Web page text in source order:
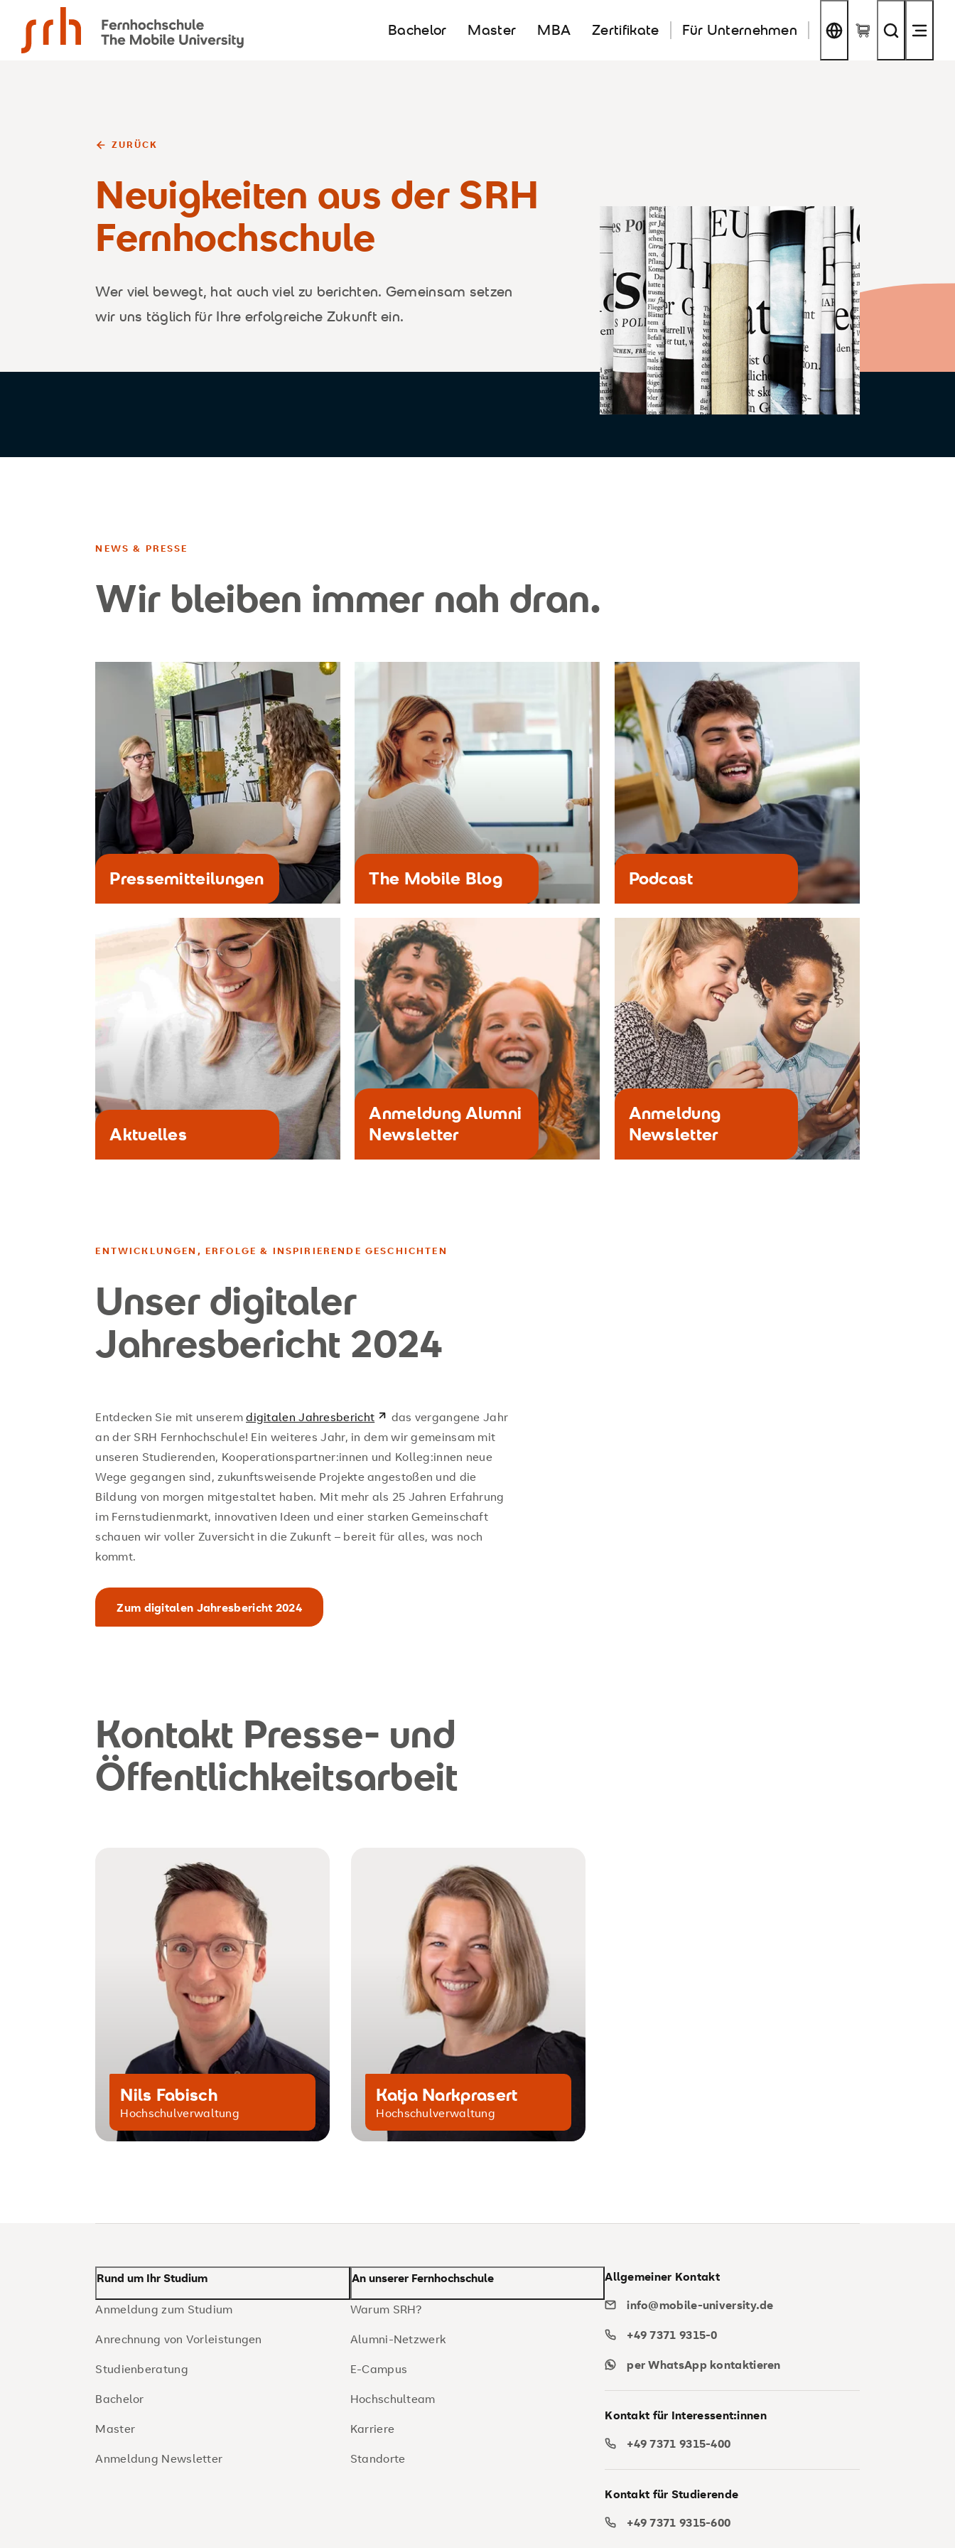
Bachelor Master MBA Zertifikate Für Unternehmen
ZURÜCK
Neuigkeiten aus der SRH
Fernhochschule
Wer viel bewegt, hat auch viel zu berichten. Gemeinsam setzen
wir uns täglich für Ihre erfolgreiche Zukunft ein.
NEWS & PRESSE
Wir bleiben immer nah dran.
Pressemitteilungen The Mobile Blog Podcast
Anmeldung
Newsletter
Anmeldung Alumni
Newsletter
Aktuelles
ENTWICKLUNGEN, ERFOLGE & INSPIRIERENDE GESCHICHTEN
Unser digitaler
Jahresbericht 2024
Entdecken Sie mit unseremdigitalen Jahresbericht
das vergangene Jahr
an der SRH Fernhochschule! Ein weiteres Jahr, in dem wir gemeinsam mit
unseren Studierenden, Kooperationspartner:innen und Kolleg:innen neue
Wege gegangen sind, zukunftsweisende Projekte angestoßen und die
Bildung von morgen mitgestaltet haben. Mit mehr als 25 Jahren Erfahrung
im Fernstudienmarkt, innovativen Ideen und einer starken Gemeinschaft
schauen wir voller Zuversicht in die Zukunft – bereit für alles, was noch
kommt.
Zum digitalen Jahresbericht 2024
Kontakt Presse- und
Öffentlichkeitsarbeit
Nils Fabisch
Hochschulverwaltung
Katja Narkprasert
Hochschulverwaltung
Rund um Ihr Studium
Anmeldung zum Studium
Anrechnung von Vorleistungen
Studienberatung
Bachelor
Master
Anmeldung Newsletter
An unserer Fernhochschule
Warum SRH?
Alumni-Netzwerk
E-Campus
Hochschulteam
Karriere
Standorte
Allgemeiner Kontakt
info@mobile-university.de
+49 7371 9315-0
per WhatsApp kontaktieren
Kontakt für Interessent:innen
+49 7371 9315-400
Kontakt für Studierende
+49 7371 9315-600